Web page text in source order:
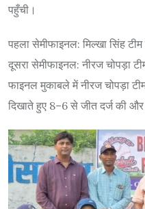
पहुँची।
पहला सेमीफाइनल: मिल्खा सिंह
दूसरा सेमीफाइनल: नीरज चोपड़ा
फाइनल मुकाबले में नीरज चोपड़ा
दिखाते हुए 8–6 से जीत दर्ज की